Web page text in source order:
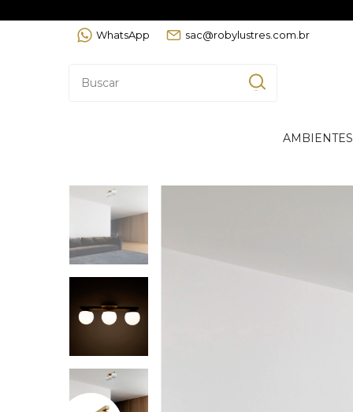
WhatsApp sac@robylustres.com.br
AMBIENTES